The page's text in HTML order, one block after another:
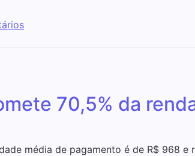
70,5% da
média de pagamento é de R$ 968